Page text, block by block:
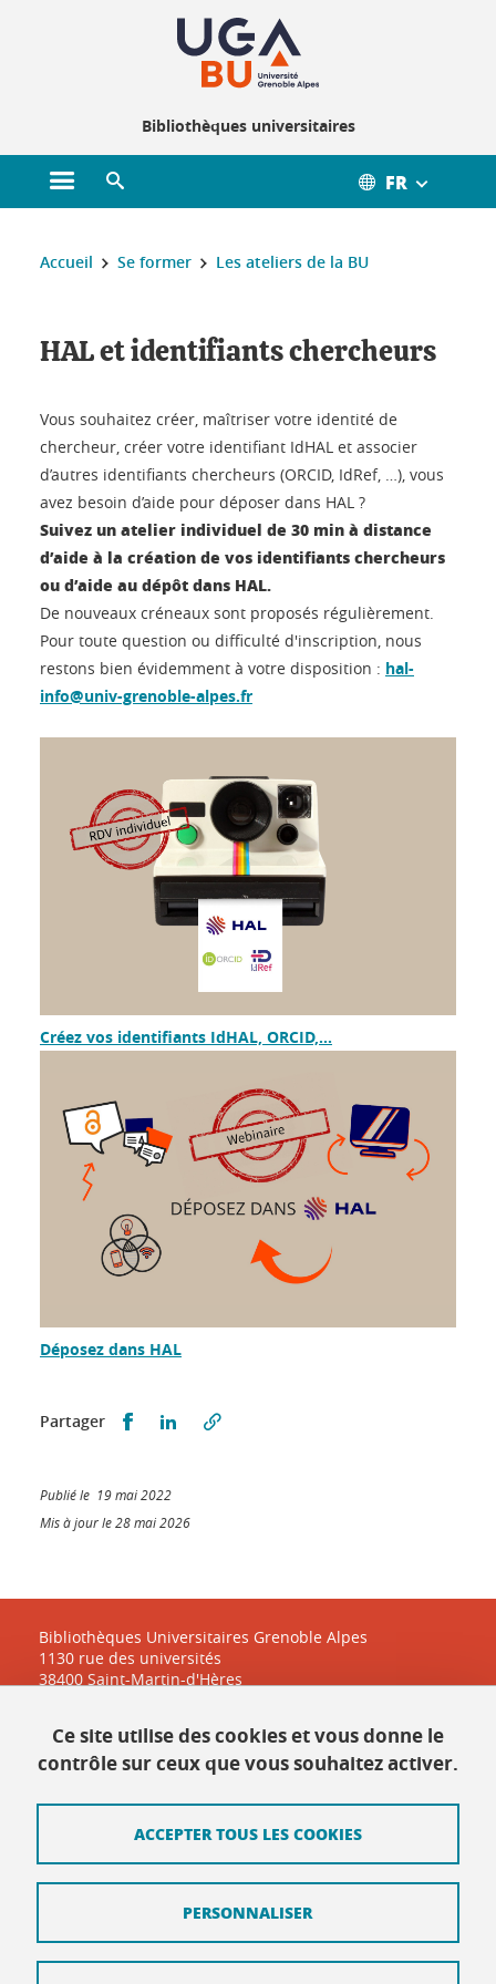
Bibliothèques universitaires
Ouvrir le menu principal FR
Vous êtes ici :
Accueil Se former Les ateliers de la BU
HAL et identifiants chercheurs
Vous souhaitez créer, maîtriser votre identité de
chercheur, créer votre identifiant IdHAL et associer
d’autres identifiants chercheurs (ORCID, IdRef, …), vous
avez besoin d’aide pour déposer dans HAL ?
Suivez un atelier individuel de 30 min à distance
d’aide à la création de vos identifiants chercheurs
ou d’aide au dépôt dans HAL.
De nouveaux créneaux sont proposés régulièrement.
Pour toute question ou difficulté d'inscription, nous
restons bien évidemment à votre disposition : hal-
info@univ-grenoble-alpes.fr
Créez vos identifiants IdHAL, ORCID,...
Déposez dans HAL
Partager Partager sur Facebook
Partager sur LinkedIn
Publié le 19 mai 2022
Mis à jour le 28 mai 2026
Bibliothèques Universitaires Grenoble Alpes
1130 rue des universités
38400 Saint-Martin-d'Hères
Contact
Plan du site
Mentions légales
Données personnelles
Ce site utilise des cookies et vous donne le
contrôle sur ceux que vous souhaitez activer.
ACCEPTER TOUS LES COOKIES
PERSONNALISER